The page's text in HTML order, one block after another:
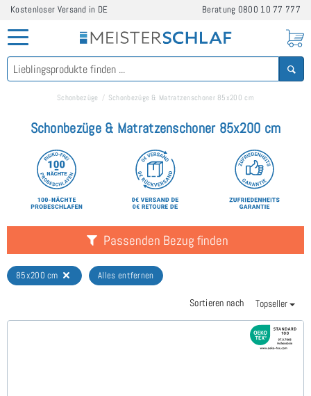
Kostenloser Versand in DE Beratung 0800 10 77 777
Schonbezüge Schonbezüge & Matratzenschoner 85x200 cm
Schonbezüge & Matratzenschoner 85x200 cm
Passenden Bezug finden
85x200 cm Alles entfernen
Sortieren nach Topseller